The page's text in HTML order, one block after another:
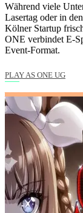
Während viele
Lasertag oder in
Kölner Startup
ONE verbindet E-
Event-Format.
PLAY AS ONE UG